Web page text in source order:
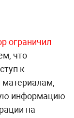
ограничил
что
к
информацию
на